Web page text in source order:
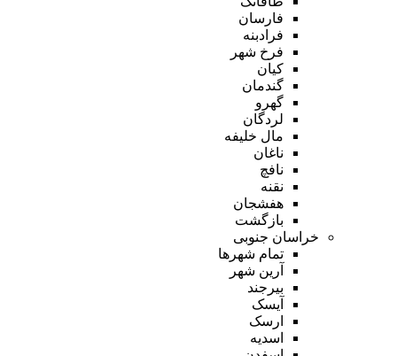
فارسان
فرادبنه
فرخ شهر
کیان
گندمان
گهرو
لردگان
مال خلیفه
ناغان
نافچ
نقنه
هفشجان
بازگشت
خراسان جنوبی
تمام شهر‌ها
آرین شهر
بیرجند
آیسک
ارسک
اسدیه